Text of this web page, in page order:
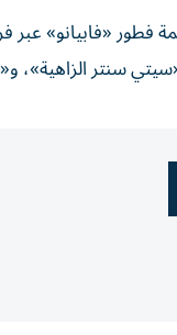
فطور «فابيانو»
سنتر